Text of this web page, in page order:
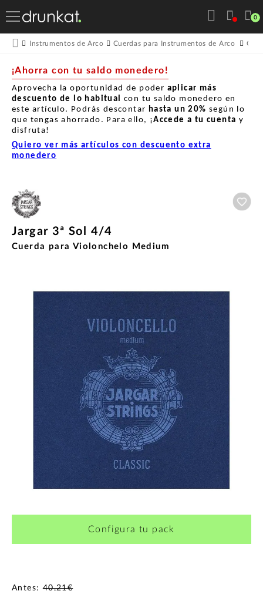
0
Instrumentos de Arco Cuerdas para Instrumentos de Arco
¡Ahorra con tu saldo monedero!
Aprovecha la oportunidad de poder aplicar más
descuento de lo habitual con tu saldo monedero en
este artículo. Podrás descontar hasta un 20% según lo
que tengas ahorrado. Para ello, ¡Accede a tu cuenta y
disfruta!
Quiero ver más artículos con descuento extra
monedero
Jargar 3ª Sol 4/4
Cuerda para Violonchelo Medium
Configura tu pack
Antes:40,21€